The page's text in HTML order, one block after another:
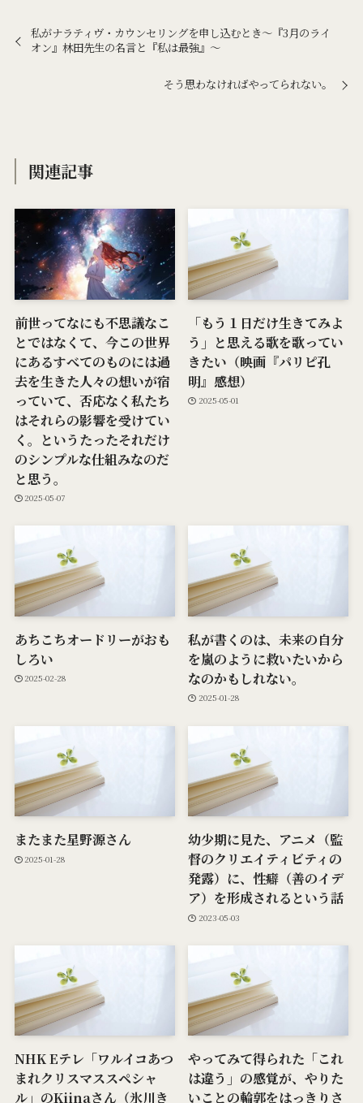
私がナラティヴ・カウンセリングを申し込むとき～『3月のライ
オン』林田先生の名言と『私は最強』～
そう思わなければやってられない。
関連記事
前世ってなにも不思議なこ
とではなくて、今この世界
にあるすべてのものには過
去を生きた人々の想いが宿
っていて、否応なく私たち
はそれらの影響を受けてい
く。というたったそれだけ
のシンプルな仕組みなのだ
と思う。
2025-05-07
「もう１日だけ生きてみよ
う」と思える歌を歌ってい
きたい（映画『パリピ孔
明』感想）
2025-05-01
あちこちオードリーがおも
しろい
2025-02-28
私が書くのは、未来の自分
を嵐のように救いたいから
なのかもしれない。
2025-01-28
またまた星野源さん
2025-01-28
幼少期に見た、アニメ（監
督のクリエイティビティの
発露）に、性癖（善のイデ
ア）を形成されるという話
2023-05-03
NHK Eテレ「ワルイコあつ
まれクリスマススペシャ
ル」のKiinaさん（氷川き
やってみて得られた「これ
は違う」の感覚が、やりた
いことの輪郭をはっきりさ